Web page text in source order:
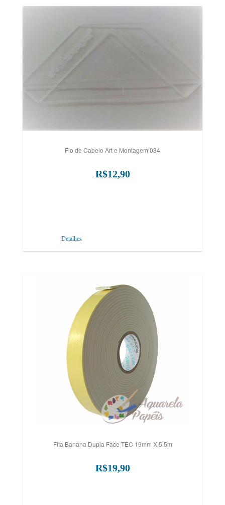
Fio de Cabelo Art e Montagem 034
R$12,90
Detalhes
Fita Banana Dupla Face TEC 19mm X 5,5m
R$19,90